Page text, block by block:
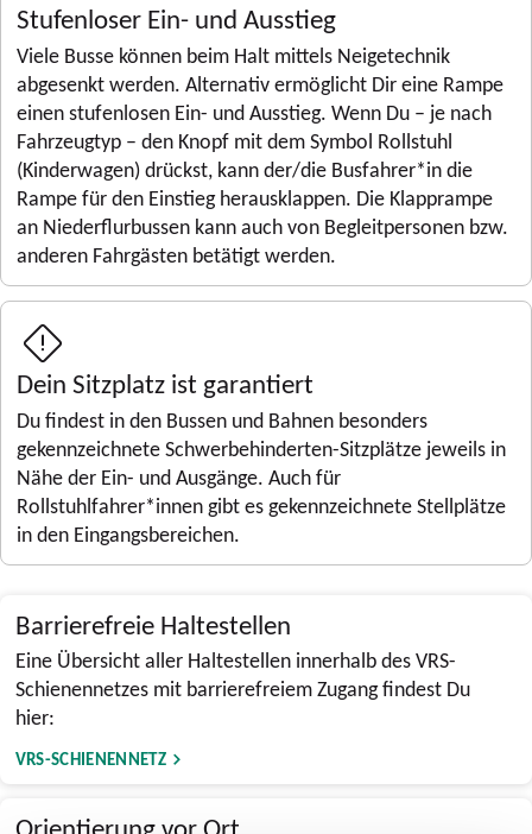
Stufenloser Ein- und Ausstieg
Viele Busse können beim Halt mittels Neigetechnik
abgesenkt werden. Alternativ ermöglicht Dir eine Rampe
einen stufenlosen Ein- und Ausstieg. Wenn Du – je nach
Fahrzeugtyp – den Knopf mit dem Symbol Rollstuhl
(Kinderwagen) drückst, kann der/die Busfahrer*in die
Rampe für den Einstieg herausklappen. Die Klapprampe
an Niederflurbussen kann auch von Begleitpersonen bzw.
anderen Fahrgästen betätigt werden.
Dein Sitzplatz ist garantiert
Du findest in den Bussen und Bahnen besonders
gekennzeichnete Schwerbehinderten-Sitzplätze jeweils in
Nähe der Ein- und Ausgänge. Auch für
Rollstuhlfahrer*innen gibt es gekennzeichnete Stellplätze
in den Eingangsbereichen.
Barrierefreie Haltestellen
Eine Übersicht aller Haltestellen innerhalb des VRS-
Schienennetzes mit barrierefreiem Zugang findest Du
hier:
VRS-SCHIENENNETZ